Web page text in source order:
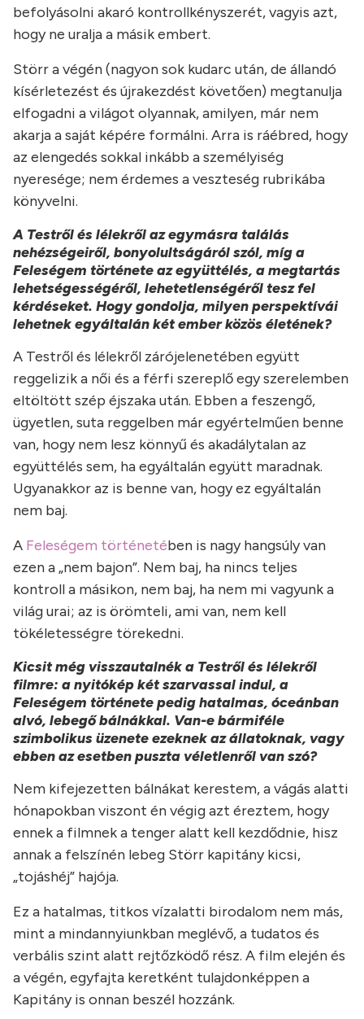
befolyásolni akaró kontrollkényszerét, vagyis azt,
hogy ne uralja a másik embert.
Störr a végén (nagyon sok kudarc után, de állandó
kísérletezést és újrakezdést követően) megtanulja
elfogadni a világot olyannak, amilyen, már nem
akarja a saját képére formálni. Arra is ráébred, hogy
az elengedés sokkal inkább a személyiség
nyeresége; nem érdemes a veszteség rubrikába
könyvelni.
A Testről és lélekről az egymásra találás
nehézségeiről, bonyolultságáról szól, míg a
Feleségem története az együttélés, a megtartás
lehetségességéről, lehetetlenségéről tesz fel
kérdéseket. Hogy gondolja, milyen perspektívái
lehetnek egyáltalán két ember közös életének?
A Testről és lélekről zárójelenetében együtt
reggelizik a női és a férfi szereplő egy szerelemben
eltöltött szép éjszaka után. Ebben a feszengő,
ügyetlen, suta reggelben már egyértelműen benne
van, hogy nem lesz könnyű és akadálytalan az
együttélés sem, ha egyáltalán együtt maradnak.
Ugyanakkor az is benne van, hogy ez egyáltalán
nem baj.
A Feleségem történetében is nagy hangsúly van
ezen a „nem bajon”. Nem baj, ha nincs teljes
kontroll a másikon, nem baj, ha nem mi vagyunk a
világ urai; az is örömteli, ami van, nem kell
tökéletességre törekedni.
Kicsit még visszautalnék a Testről és lélekről
filmre: a nyitókép két szarvassal indul, a
Feleségem története pedig hatalmas, óceánban
alvó, lebegő bálnákkal. Van-e bármiféle
szimbolikus üzenete ezeknek az állatoknak, vagy
ebben az esetben puszta véletlenről van szó?
Nem kifejezetten bálnákat kerestem, a vágás alatti
hónapokban viszont én végig azt éreztem, hogy
ennek a filmnek a tenger alatt kell kezdődnie, hisz
annak a felszínén lebeg Störr kapitány kicsi,
„tojáshéj” hajója.
Ez a hatalmas, titkos vízalatti birodalom nem más,
mint a mindannyiunkban meglévő, a tudatos és
verbális szint alatt rejtőzködő rész. A film elején és
a végén, egyfajta keretként tulajdonképpen a
Kapitány is onnan beszél hozzánk.